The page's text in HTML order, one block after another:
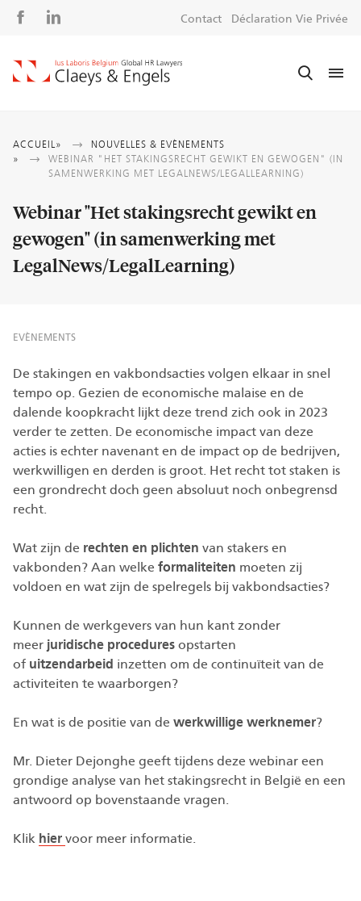
Social
Contact Déclaration Vie Privée
Fil
d'Ariane
ACCUEIL
NOUVELLES & EVÈNEMENTS
WEBINAR "HET STAKINGSRECHT GEWIKT EN GEWOGEN" (IN
SAMENWERKING MET LEGALNEWS/LEGALLEARNING)
Webinar "Het stakingsrecht gewikt en
gewogen" (in samenwerking met
LegalNews/LegalLearning)
EVÈNEMENTS
De stakingen en vakbondsacties volgen elkaar in snel
tempo op. Gezien de economische malaise en de
dalende koopkracht lijkt deze trend zich ook in 2023
verder te zetten. De economische impact van deze
acties is echter navenant en de impact op de bedrijven,
werkwilligen en derden is groot. Het recht tot staken is
een grondrecht doch geen absoluut noch onbegrensd
recht.
Wat zijn de rechten en plichten van stakers en
vakbonden? Aan welke formaliteiten moeten zij
voldoen en wat zijn de spelregels bij vakbondsacties?
Kunnen de werkgevers van hun kant zonder
meer juridische procedures opstarten
of uitzendarbeid inzetten om de continuïteit van de
activiteiten te waarborgen?
En wat is de positie van de werkwillige werknemer?
Mr. Dieter Dejonghe geeft tijdens deze webinar een
grondige analyse van het stakingsrecht in België en een
antwoord op bovenstaande vragen.
Klik hier voor meer informatie.